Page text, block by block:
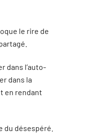
le rire de
dans l’auto-
dans la
en rendant
du désespéré.